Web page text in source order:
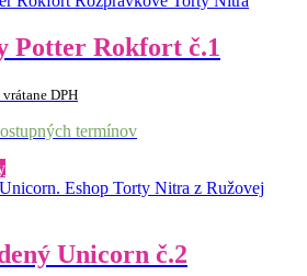
viacero
variantov.
si
vybrať
na
stránke
produktu.
Potter Rokfort č.1
89,00 €
€
vrátane DPH
termínov
Tento
produkt
variantov.
MožnostiUnicorn č.2